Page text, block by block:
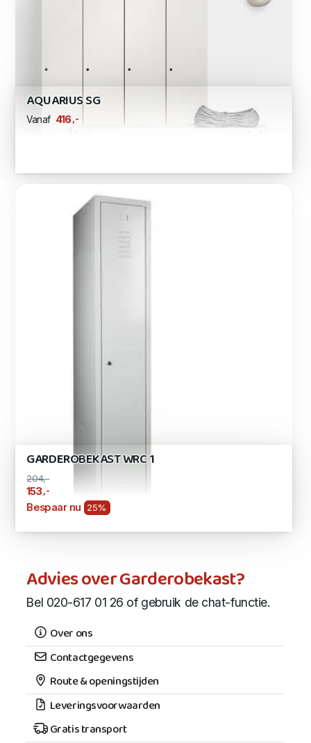
AQUARIUS SG
Vanaf 416 ,-
GARDEROBEKAST WRC 1
204,-
153 ,-
Bespaar nu 25%
Advies over Garderobekast?
Bel 020-617 01 26 of gebruik de chat-functie.
Over ons
Contactgegevens
Route & openingstijden
Leveringsvoorwaarden
Gratis transport